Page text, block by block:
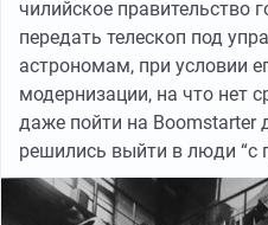
чилийское правительство
передать телескоп под
астрономам, при условии
модернизации, на что нет
даже пойти на Boomstarter
решились выйти в люди “с